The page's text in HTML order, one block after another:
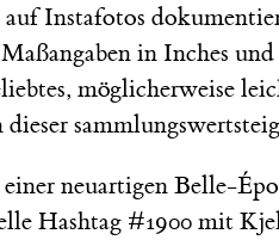
auf Instafotos
in Inches
möglicherweise
dieser
neuartigen Belle-
Hashtag #1900 mit